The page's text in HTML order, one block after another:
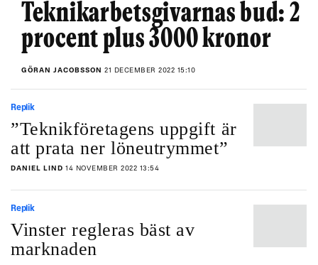
Teknikarbetsgivarnas bud: 2
procent plus 3000 kronor
GÖRAN JACOBSSON 21 DECEMBER 2022 15:10
Replik
”Teknikföretagens uppgift är
att prata ner löneutrymmet”
DANIEL LIND 14 NOVEMBER 2022 13:54
Replik
Vinster regleras bäst av
marknaden